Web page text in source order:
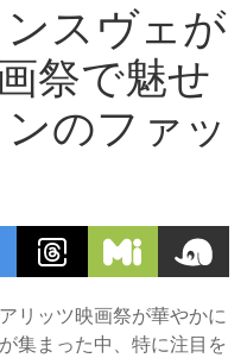
ンスヴェが
祭で魅せ
のファッ
リッツ映画祭が華やかに
集まった中、特に注目を